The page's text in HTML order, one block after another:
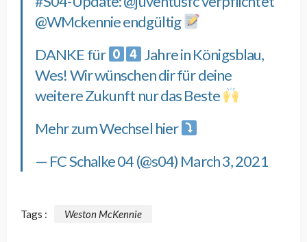
@WMckennieendgültig
DANKE für
Jahre in Königsblau,
Wes! Wir wünschen dir für deine
weitere Zukunft nur das Beste
Mehr zum Wechsel hier
— FC Schalke 04 (@s04) March 3, 2021
Tags : Weston McKennie